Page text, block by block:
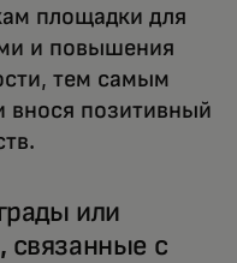
площадки для
и повышения
тем самым
внося позитивный
или
связанные с